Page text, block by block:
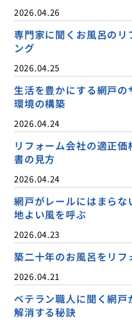
2026.04.26
専門家に聞くお風呂の
ング
2026.04.25
生活を豊かにする網戸
環境の構築
2026.04.24
リフォーム会社の適正
書の見方
2026.04.24
網戸がレールにはまら
地よい風を呼ぶ
2026.04.23
築二十年のお風呂をリ
2026.04.21
ベテラン職人に聞く網
解消する秘訣